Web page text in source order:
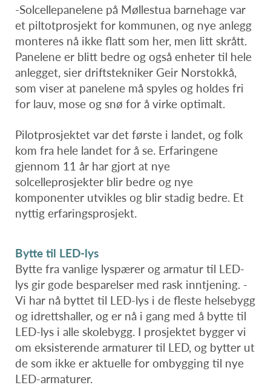
-Solcellepanelene på Møllestua barnehage var
et piltotprosjekt for kommunen, og nye anlegg
monteres nå ikke flatt som her, men litt skrått.
Panelene er blitt bedre og også enheter til hele
anlegget, sier driftstekniker Geir Norstokkå,
som viser at panelene må spyles og holdes fri
for lauv, mose og snø for å virke optimalt.
Pilotprosjektet var det første i landet, og folk
kom fra hele landet for å se. Erfaringene
gjennom 11 år har gjort at nye
solcelleprosjekter blir bedre og nye
komponenter utvikles og blir stadig bedre. Et
nyttig erfaringsprosjekt.
Bytte til LED-lys
Bytte fra vanlige lyspærer og armatur til LED-
lys gir gode besparelser med rask inntjening. -
Vi har nå byttet til LED-lys i de fleste helsebygg
og idrettshaller, og er nå i gang med å bytte til
LED-lys i alle skolebygg. I prosjektet bygger vi
om eksisterende armaturer til LED, og bytter ut
de som ikke er aktuelle for ombygging til nye
LED-armaturer.